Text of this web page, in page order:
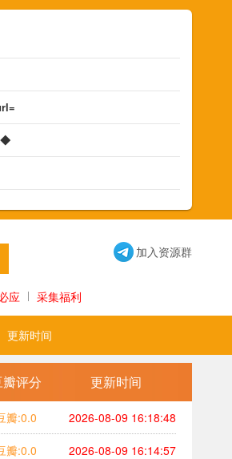
◆
应 采集福利
加入资源群
更新时间
评分 更新时间
瓣:0.0 2026-08-09 16:18:48
瓣:0.0 2026-08-09 16:14:57